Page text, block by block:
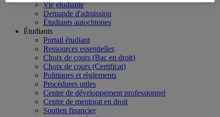
Vie étudiante
Demande d'admission
Étudiants autochtones
Étudiants
Portail étudiant
Ressources essentielles
Choix de cours (Bac en droit)
Choix de cours (Certificat)
Politiques et règlements
Procédures utiles
Centre de développement professionnel
Centre de mentorat en droit
Soutien financier